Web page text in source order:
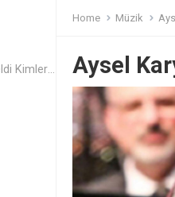
Tarihte Bugün – Kimler Geldi Kimler Geçti..
Home Müzik
Aysel